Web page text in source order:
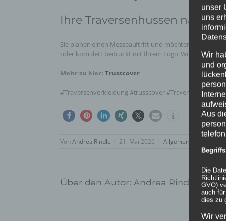
Ihre Traversenhussen nach
Sie planen einen Messeauftritt und möchten Ihre
oder komplett bedruckt mit Ihrem Logo. Wir finden die
Mehr zu hier: Trusscover
#Traversenverkleidung #trusscover
Von Andrea Rindle | 21. Mai 2026 | Allgemein
Über den Autor: Andrea Rindle
unser
uns
Wir
und
Aus
Die
GVO)
auch
dies zu
Wir